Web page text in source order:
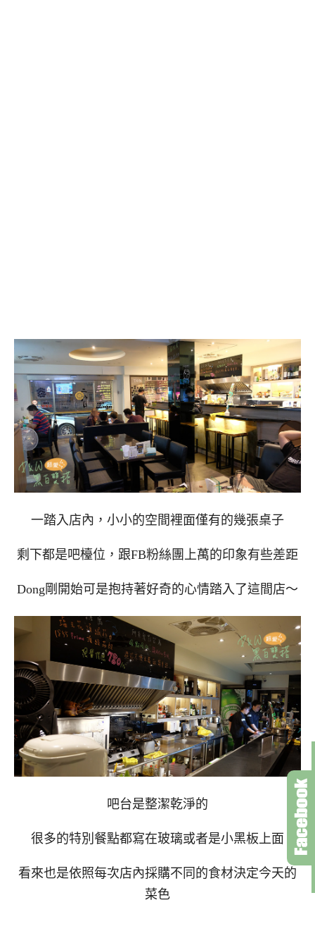
一踏入店內，小小的空間裡面僅有的幾張桌子
剩下都是吧檯位，跟FB粉絲團上萬的印象有些差距
Dong剛開始可是抱持著好奇的心情踏入了這間店～
吧台是整潔乾淨的
很多的特別餐點都寫在玻璃或者是小黑板上面
看來也是依照每次店內採購不同的食材決定今天的
菜色